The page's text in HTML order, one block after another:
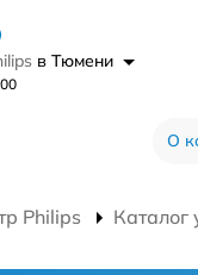
в Тюмени
О
Philips Каталог